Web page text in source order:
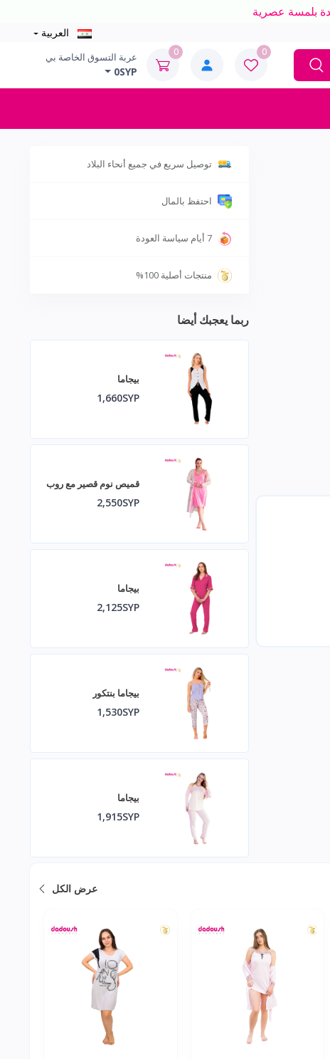
العربية
0
0 عربة التسوق الخاصة بي
0SYP
توصيل سريع في جميع أنحاء البلاد
احتفظ بالمال
7 أيام سياسة العودة
منتجات أصلية 100%
ربما يعجبك أيضا
بيجاما
1,660SYP
قميص نوم قصير مع روب
2,550SYP
بيجاما
2,125SYP
بيجاما بنتكور
1,530SYP
بيجاما
1,915SYP
عرض الكل